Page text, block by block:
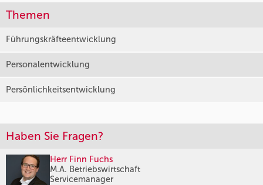
Themen
Führungskräfteentwicklung
Personalentwicklung
Persönlichkeitsentwicklung
Haben Sie Fragen?
Herr Finn Fuchs
M.A. Betriebswirtschaft
Servicemanager